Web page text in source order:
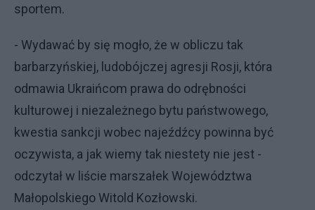
sportem.
- Wydawać by się mogło, że w obliczu tak
barbarzyńskiej, ludobójczej agresji Rosji, która
odmawia Ukraińcom prawa do odrębności
kulturowej i niezależnego bytu państwowego,
kwestia sankcji wobec najeźdźcy powinna być
oczywista, a jak wiemy tak niestety nie jest -
odczytał w liście marszałek Województwa
Małopolskiego Witold Kozłowski.